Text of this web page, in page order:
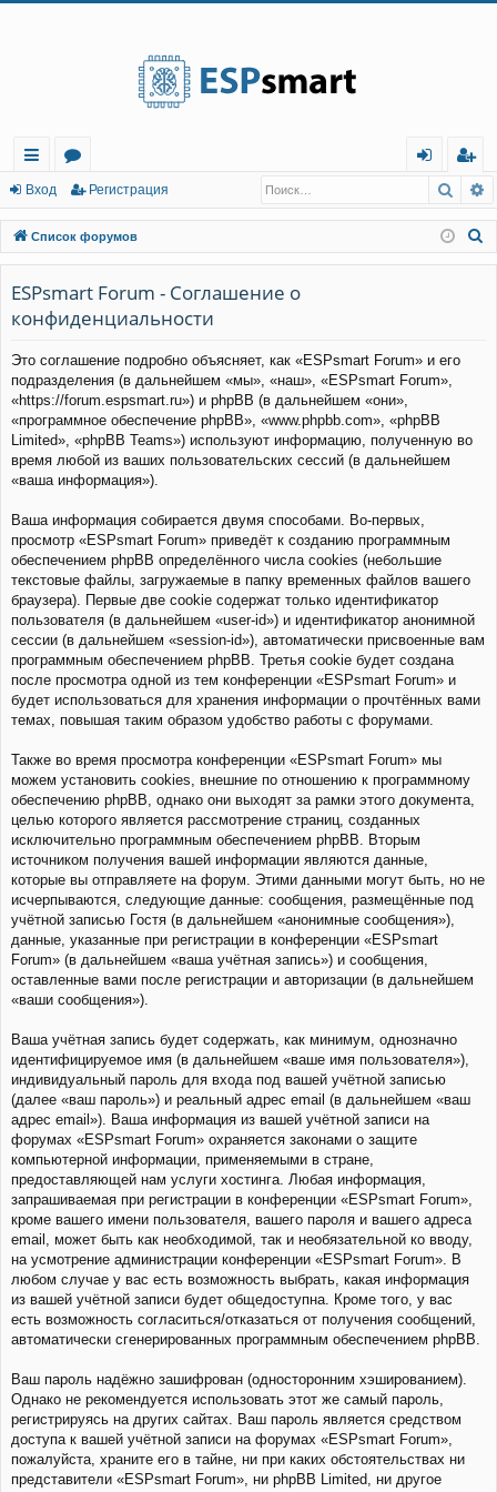
с
ы
лк
и
о
ру
м
ы
д
г
ис
тр
Вход Регистрация
Список форумов
ESPsmart Forum - Соглашение о
конфиденциальности
Это соглашение подробно объясняет, как «ESPsmart Forum» и его
подразделения (в дальнейшем «мы», «наш», «ESPsmart Forum»,
«https://forum.espsmart.ru») и phpBB (в дальнейшем «они»,
«программное обеспечение phpBB», «www.phpbb.com», «phpBB
Limited», «phpBB Teams») используют информацию, полученную во
время любой из ваших пользовательских сессий (в дальнейшем
«ваша информация»).
Ваша информация собирается двумя способами. Во-первых,
просмотр «ESPsmart Forum» приведёт к созданию программным
обеспечением phpBB определённого числа cookies (небольшие
текстовые файлы, загружаемые в папку временных файлов вашего
браузера). Первые две cookie содержат только идентификатор
пользователя (в дальнейшем «user-id») и идентификатор анонимной
сессии (в дальнейшем «session-id»), автоматически присвоенные вам
программным обеспечением phpBB. Третья cookie будет создана
после просмотра одной из тем конференции «ESPsmart Forum» и
будет использоваться для хранения информации о прочтённых вами
темах, повышая таким образом удобство работы с форумами.
Также во время просмотра конференции «ESPsmart Forum» мы
можем установить cookies, внешние по отношению к программному
обеспечению phpBB, однако они выходят за рамки этого документа,
целью которого является рассмотрение страниц, созданных
исключительно программным обеспечением phpBB. Вторым
источником получения вашей информации являются данные,
которые вы отправляете на форум. Этими данными могут быть, но не
исчерпываются, следующие данные: сообщения, размещённые под
учётной записью Гостя (в дальнейшем «анонимные сообщения»),
данные, указанные при регистрации в конференции «ESPsmart
Forum» (в дальнейшем «ваша учётная запись») и сообщения,
оставленные вами после регистрации и авторизации (в дальнейшем
«ваши сообщения»).
Ваша учётная запись будет содержать, как минимум, однозначно
идентифицируемое имя (в дальнейшем «ваше имя пользователя»),
индивидуальный пароль для входа под вашей учётной записью
(далее «ваш пароль») и реальный адрес email (в дальнейшем «ваш
адрес email»). Ваша информация из вашей учётной записи на
форумах «ESPsmart Forum» охраняется законами о защите
компьютерной информации, применяемыми в стране,
предоставляющей нам услуги хостинга. Любая информация,
запрашиваемая при регистрации в конференции «ESPsmart Forum»,
кроме вашего имени пользователя, вашего пароля и вашего адреса
email, может быть как необходимой, так и необязательной ко вводу,
на усмотрение администрации конференции «ESPsmart Forum». В
любом случае у вас есть возможность выбрать, какая информация
из вашей учётной записи будет общедоступна. Кроме того, у вас
есть возможность согласиться/отказаться от получения сообщений,
автоматически сгенерированных программным обеспечением phpBB.
Ваш пароль надёжно зашифрован (односторонним хэшированием).
Однако не рекомендуется использовать этот же самый пароль,
регистрируясь на других сайтах. Ваш пароль является средством
доступа к вашей учётной записи на форумах «ESPsmart Forum»,
пожалуйста, храните его в тайне, ни при каких обстоятельствах ни
представители «ESPsmart Forum», ни phpBB Limited, ни другое